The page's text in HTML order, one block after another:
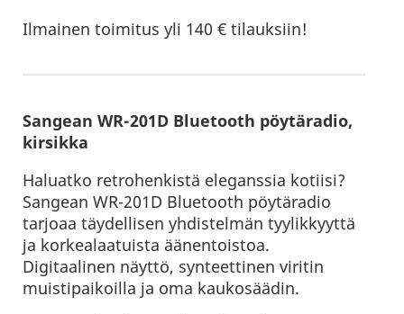
Ilmainen toimitus yli 140 € tilauksiin!
Sangean WR-201D Bluetooth pöytäradio,
kirsikka
Haluatko retrohenkistä eleganssia kotiisi?
Sangean WR-201D Bluetooth pöytäradio
tarjoaa täydellisen yhdistelmän tyylikkyyttä
ja korkealaatuista äänentoistoa.
Digitaalinen näyttö, synteettinen viritin
muistipaikoilla ja oma kaukosäädin.